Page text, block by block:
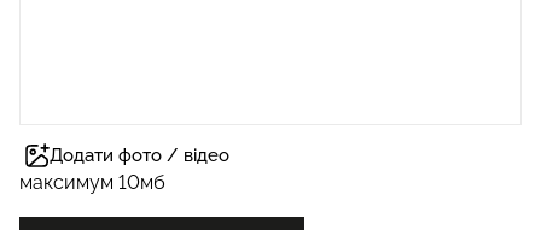
Додати фото / відео
максимум 10мб